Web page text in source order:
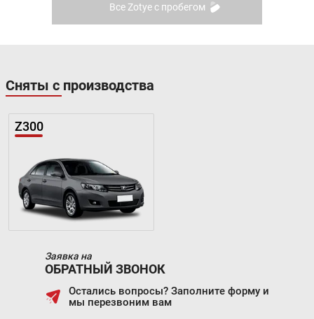
Все Zotye с пробегом
Сняты с производства
Z300
Заявка на
ОБРАТНЫЙ ЗВОНОК
Остались вопросы? Заполните форму и
мы перезвоним вам